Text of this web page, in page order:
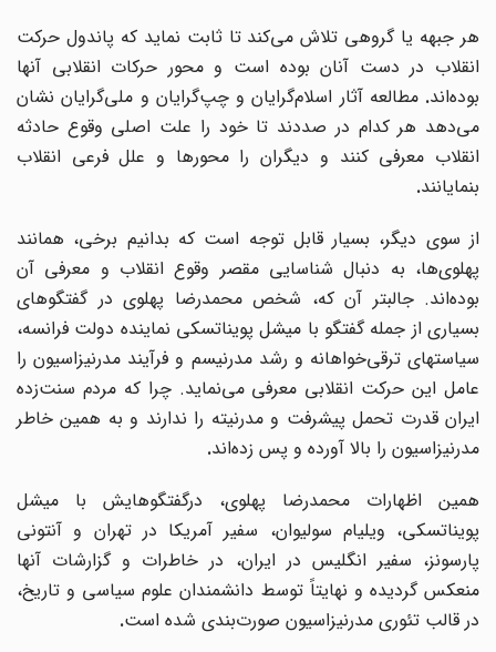
هر جبهه یا گروهی تلاش میکند تا ثابت نماید که پاندول حرکت
انقلاب در دست آنان بوده است و محور حرکات انقلابی آنها
بوده‌اند.مطالعه آثار اسلام‌گرایان و چپ‌گرایان و ملی‌گرایان نشان
میدهد هر کدام در صددند تا خود را علت اصلی وقوع حادثه
انقلاب معرفی کنند و دیگران را محورها و علل فرعی انقلاب
بنمایانند.
از سوی دیگر، بسیار قابل توجه است که بدانیم برخی، همانند
پهلویها، به دنبال شناسایی مقصر وقوع انقلاب و معرفی آن
بودهاند. جالبتر آن که، شخص محمدرضا پهلوی در گفتگوهای
بسیاری از جمله گفتگو با میشل پویناتسکی نماینده دولت فرانسه،
سیاستهای ترقی‌خواهانه و رشد مدرنیسم و فرآیند مدرنیزاسیون را
عامل این حرکت انقلابی معرفی می‌نماید. چرا که مردم سنتزده
ایران قدرت تحمل پیشرفت و مدرنیته را ندارند و به همین خاطر
مدرنیزاسیون را بالا آورده و پس زده‌اند.
همین اظهارات محمدرضا پهلوی، درگفتگوهایش با میشل
پویناتسکی، ویلیام سولیوان، سفیر آمریکا در تهران و آنتونی
پارسونز، سفیر انگلیس در ایران، در خاطرات و گزارشات آنها
منعکس گردیده و نهایتاً توسط دانشمندان علوم سیاسی و تاریخ،
در قالب تئوری مدرنیزاسیون صورتبندی شده است.